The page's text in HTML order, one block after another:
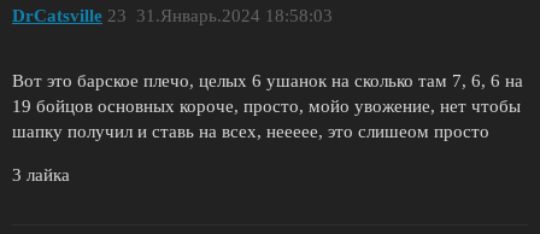
DrCatsville 31.Январь.2024 18:58:03
23
Вот это барское плечо, целых 6 ушанок на сколько там 7, 6, 6 на
19 бойцов основных короче, просто, мойо увожение, нет чтобы
шапку получил и ставь на всех, неееее, это слишеом просто
3 лайка